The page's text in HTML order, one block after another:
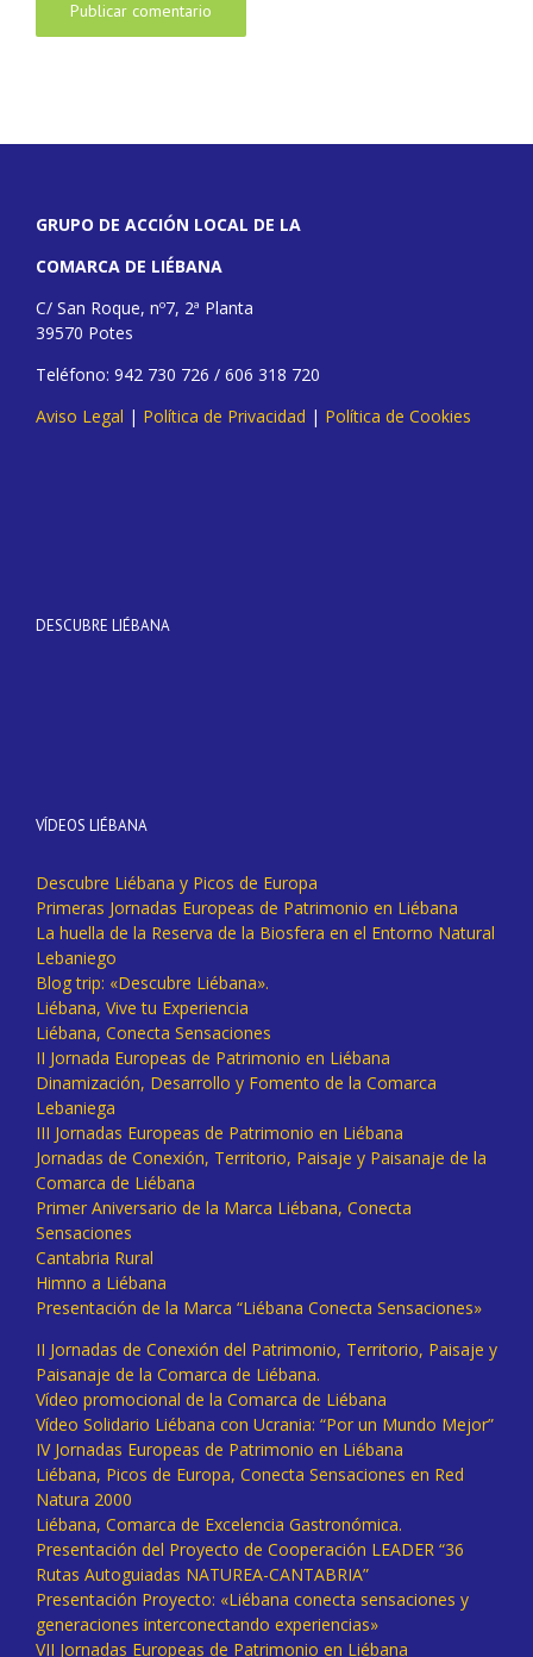
GRUPO DE ACCIÓN LOCAL DE LA
COMARCA DE LIÉBANA
C/ San Roque, nº7, 2ª Planta
39570 Potes
Teléfono: 942 730 726 / 606 318 720
Aviso Legal | Política de Privacidad | Política de Cookies
DESCUBRE LIÉBANA
VÍDEOS LIÉBANA
Descubre Liébana y Picos de Europa
Primeras Jornadas Europeas de Patrimonio en Liébana
La huella de la Reserva de la Biosfera en el Entorno Natural
Lebaniego
Blog trip: «Descubre Liébana».
Liébana, Vive tu Experiencia
Liébana, Conecta Sensaciones
II Jornada Europeas de Patrimonio en Liébana
Dinamización, Desarrollo y Fomento de la Comarca
Lebaniega
III Jornadas Europeas de Patrimonio en Liébana
Jornadas de Conexión, Territorio, Paisaje y Paisanaje de la
Comarca de Liébana
Primer Aniversario de la Marca Liébana, Conecta
Sensaciones
Cantabria Rural
Himno a Liébana
Presentación de la Marca “Liébana Conecta Sensaciones»
II Jornadas de Conexión del Patrimonio, Territorio, Paisaje y
Paisanaje de la Comarca de Liébana.
Vídeo promocional de la Comarca de Liébana
Vídeo Solidario Liébana con Ucrania: “Por un Mundo Mejor”
IV Jornadas Europeas de Patrimonio en Liébana
Liébana, Picos de Europa, Conecta Sensaciones en Red
Natura 2000
Liébana, Comarca de Excelencia Gastronómica.
Presentación del Proyecto de Cooperación LEADER “36
Rutas Autoguiadas NATUREA-CANTABRIA”
Presentación Proyecto: «Liébana conecta sensaciones y
generaciones interconectando experiencias»
VII Jornadas Europeas de Patrimonio en Liébana